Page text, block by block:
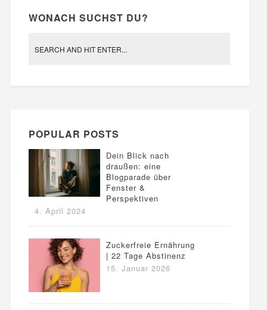
WONACH SUCHST DU?
POPULAR POSTS
Dein Blick nach
draußen: eine
Blogparade über
Fenster &
Perspektiven
4. April 2024
Zuckerfreie Ernährung
| 22 Tage Abstinenz
15. Januar 2026